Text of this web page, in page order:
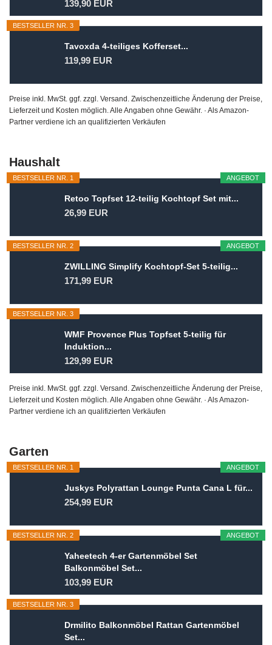
139,90 EUR
BESTSELLER NR. 3
Tavoxda 4-teiliges Kofferset...
119,99 EUR
Preise inkl. MwSt. ggf. zzgl. Versand. Zwischenzeitliche Änderung der Preise,
Lieferzeit und Kosten möglich. Alle Angaben ohne Gewähr. · Als Amazon-
Partner verdiene ich an qualifizierten Verkäufen
Haushalt
ANGEBOT
BESTSELLER NR. 1
Retoo Topfset 12-teilig Kochtopf Set mit...
26,99 EUR
ANGEBOT
BESTSELLER NR. 2
ZWILLING Simplify Kochtopf-Set 5-teilig...
171,99 EUR
BESTSELLER NR. 3
WMF Provence Plus Topfset 5-teilig für
Induktion...
129,99 EUR
Preise inkl. MwSt. ggf. zzgl. Versand. Zwischenzeitliche Änderung der Preise,
Lieferzeit und Kosten möglich. Alle Angaben ohne Gewähr. · Als Amazon-
Partner verdiene ich an qualifizierten Verkäufen
Garten
ANGEBOT
BESTSELLER NR. 1
Juskys Polyrattan Lounge Punta Cana L für...
254,99 EUR
ANGEBOT
BESTSELLER NR. 2
Yaheetech 4-er Gartenmöbel Set
Balkonmöbel Set...
103,99 EUR
BESTSELLER NR. 3
Drmilito Balkonmöbel Rattan Gartenmöbel
Set...